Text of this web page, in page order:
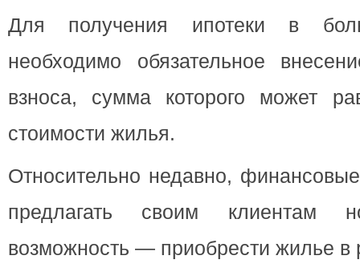
Для получения ипотеки в
необходимо обязательное
взноса, сумма которого может
стоимости жилья.
Относительно недавно,
предлагать своим клиентам
возможность — приобрести жилье в